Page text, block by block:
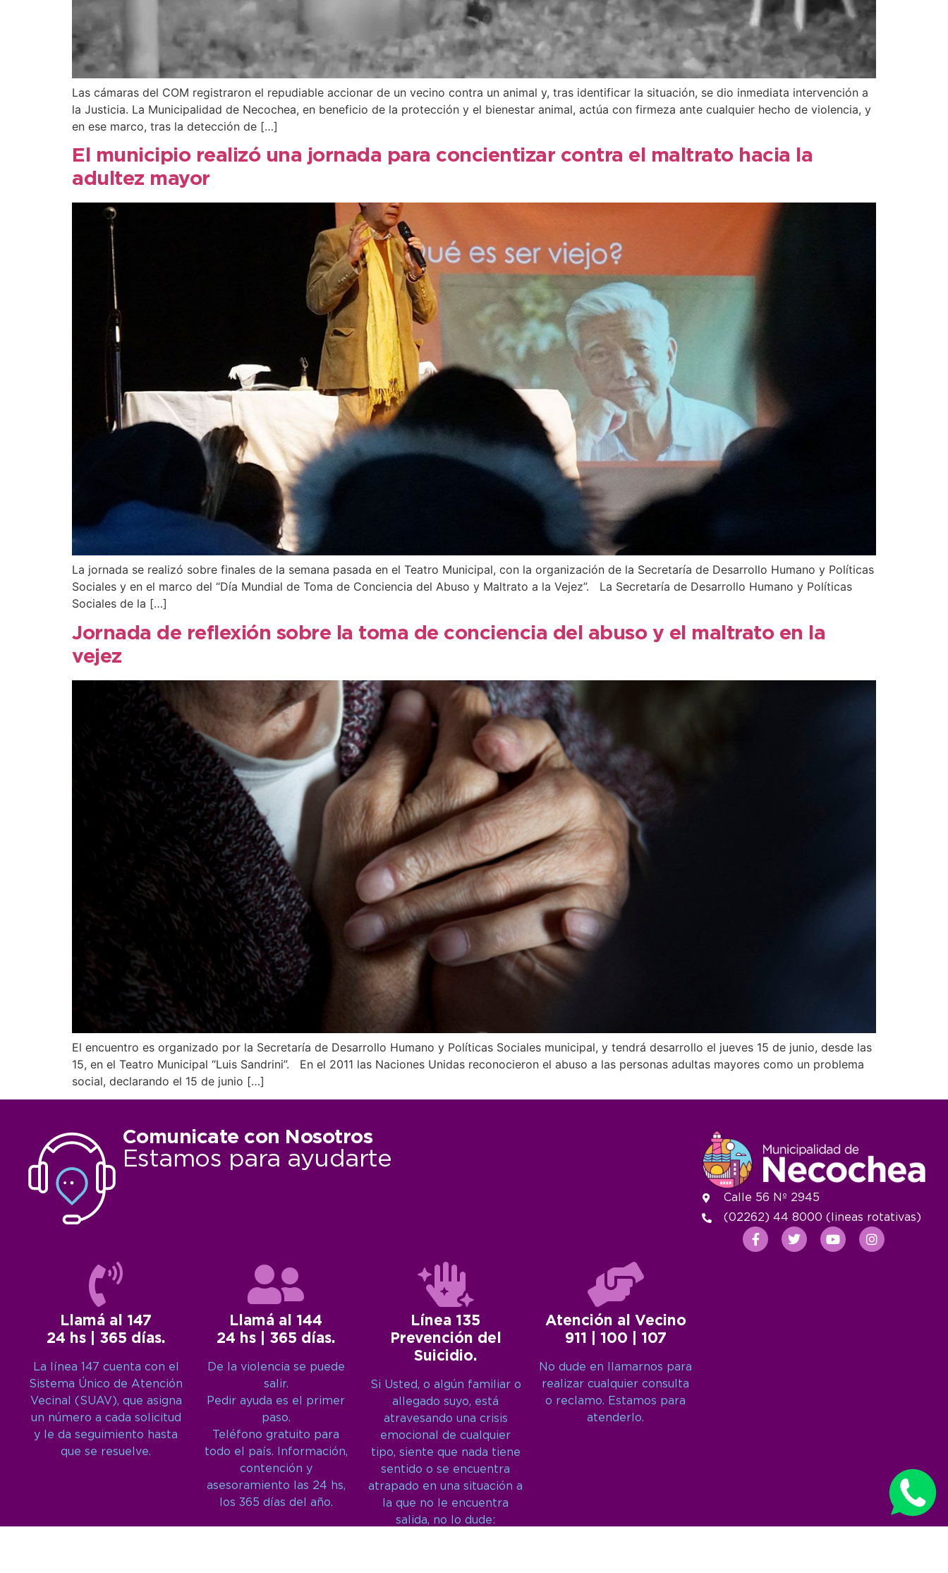
Las cámaras del COM registraron el repudiable accionar de un vecino contra un animal y, tras identificar la situación, se dio inmediata intervención a
la Justicia. La Municipalidad de Necochea, en beneficio de la protección y el bienestar animal, actúa con firmeza ante cualquier hecho de violencia, y
en ese marco, tras la detección de […]
El municipio realizó una jornada para concientizar contra el maltrato hacia la
adultez mayor
La jornada se realizó sobre finales de la semana pasada en el Teatro Municipal, con la organización de la Secretaría de Desarrollo Humano y Políticas
Sociales y en el marco del “Día Mundial de Toma de Conciencia del Abuso y Maltrato a la Vejez”. La Secretaría de Desarrollo Humano y Políticas
Sociales de la […]
Jornada de reflexión sobre la toma de conciencia del abuso y el maltrato en la
vejez
El encuentro es organizado por la Secretaría de Desarrollo Humano y Políticas Sociales municipal, y tendrá desarrollo el jueves 15 de junio, desde las
15, en el Teatro Municipal “Luis Sandrini”. En el 2011 las Naciones Unidas reconocieron el abuso a las personas adultas mayores como un problema
social, declarando el 15 de junio […]
Comunicate con Nosotros
Estamos para ayudarte
Llamá al 147
24 hs | 365 días.
La línea 147 cuenta con el
Sistema Único de Atención
Vecinal (SUAV), que asigna
un número a cada solicitud
y le da seguimiento hasta
que se resuelve.
Llamá al 144
24 hs | 365 días.
De la violencia se puede
salir.
Pedir ayuda es el primer
paso.
Teléfono gratuito para
todo el país. Información,
contención y
asesoramiento las 24 hs,
los 365 días del año.
Línea 135
Prevención del
Suicidio.
Si Usted, o algún familiar o
allegado suyo, está
atravesando una crisis
emocional de cualquier
tipo, siente que nada tiene
sentido o se encuentra
atrapado en una situación a
la que no le encuentra
salida, no lo dude:
Atención al Vecino
911 | 100 | 107
No dude en llamarnos para
realizar cualquier consulta
o reclamo. Estamos para
atenderlo.
Calle 56 Nº 2945
(02262) 44 8000 (lineas rotativas)